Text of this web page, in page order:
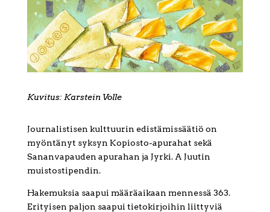
Kuvitus: Karstein Volle
Journalistisen kulttuurin edistämissäätiö on
myöntänyt syksyn Kopiosto-apurahat sekä
Sananvapauden apurahan ja Jyrki. A Juutin
muistostipendin.
Hakemuksia saapui määräaikaan mennessä 363.
Erityisen paljon saapui tietokirjoihin liittyviä